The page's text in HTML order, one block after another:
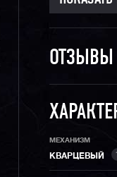
ОТЗЫВЫ
МЕХАНИЗМ
КВАРЦЕВЫЙ